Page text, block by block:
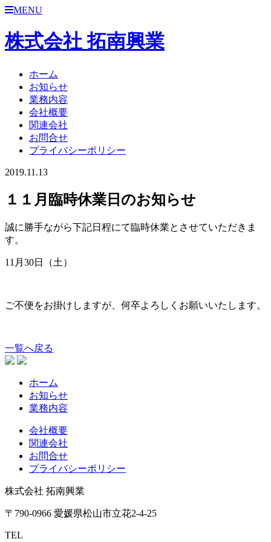
MENU
株式会社 拓南興業
ホーム
お知らせ
業務内容
会社概要
関連会社
お問合せ
プライバシーポリシー
2019.11.13
１１月臨時休業日のお知らせ
誠に勝手ながら下記日程にて臨時休業とさせていただきま
す。
11月30日（土）
ご不便をお掛けしますが、何卒よろしくお願いいたします。
一覧へ戻る
ホーム
お知らせ
業務内容
会社概要
関連会社
お問合せ
プライバシーポリシー
株式会社 拓南興業
〒790-0966 愛媛県松山市立花2-4-25
TEL